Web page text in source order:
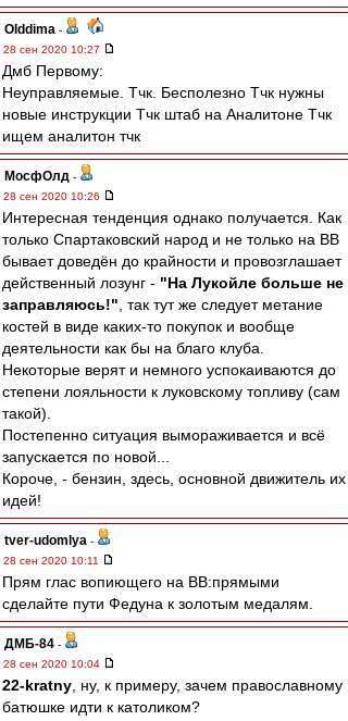
Olddima -
28 сен 2020 10:27
Дмб Первому:
Неуправляемые. Тчк. Бесполезно Тчк нужны
новые инструкции Тчк штаб на Аналитоне Тчк
ищем аналитон тчк
МосфОлд -
28 сен 2020 10:26
Интересная тенденция однако получается. Как
только Спартаковский народ и не только на ВВ
бывает доведён до крайности и провозглашает
действенный лозунг - "На Лукойле больше не
заправляюсь!" , так тут же следует метание
костей в виде каких-то покупок и вообще
деятельности как бы на благо клуба.
Некоторые верят и немного успокаиваются до
степени лояльности к луковскому топливу (сам
такой).
Постепенно ситуация вымораживается и всё
запускается по новой...
Короче, - бензин, здесь, основной движитель их
идей!
tver-udomlya -
28 сен 2020 10:11
Прям глас вопиющего на ВВ:прямыми
сделайте пути Федуна к золотым медалям.
ДМБ-84 -
28 сен 2020 10:04
22-kratny , ну, к примеру, зачем православному
батюшке идти к католиком?